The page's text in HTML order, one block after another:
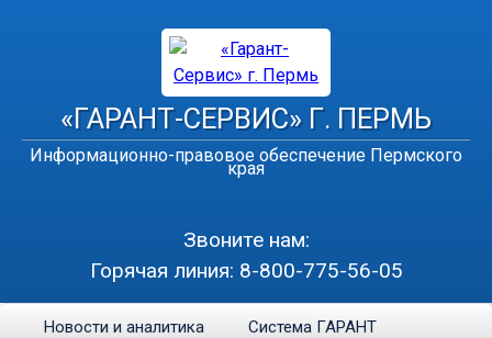
«ГАРАНТ-СЕРВИС» Г. ПЕРМЬ
Информационно-правовое обеспечение Пермского
края
Звоните нам:
Горячая линия: 8-800-775-56-05
Новости и аналитика Система ГАРАНТ